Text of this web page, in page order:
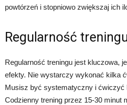
powtórzeń i stopniowo zwiększaj ich
Regularność
Regularność treningu jest kluczowa,
efekty. Nie wystarczy wykonać kilka
Musisz być systematyczny i ćwiczyć
Codzienny trening przez 15-30 minut